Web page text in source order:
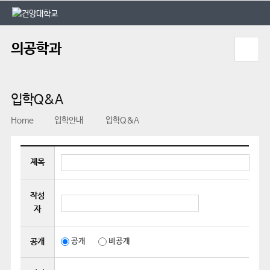
본문 바로가기
대메뉴 바로가기
의공학과
입학Q&A
Home 입학안내 입학Q&A
제목
작성
자
공개 공개 비공개